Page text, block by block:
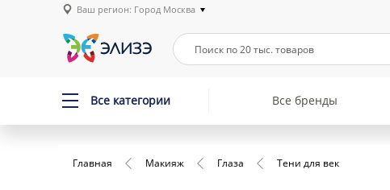
Ваш регион: Город Москва
Все категории Все бренды
Главная Макияж Глаза Тени для век